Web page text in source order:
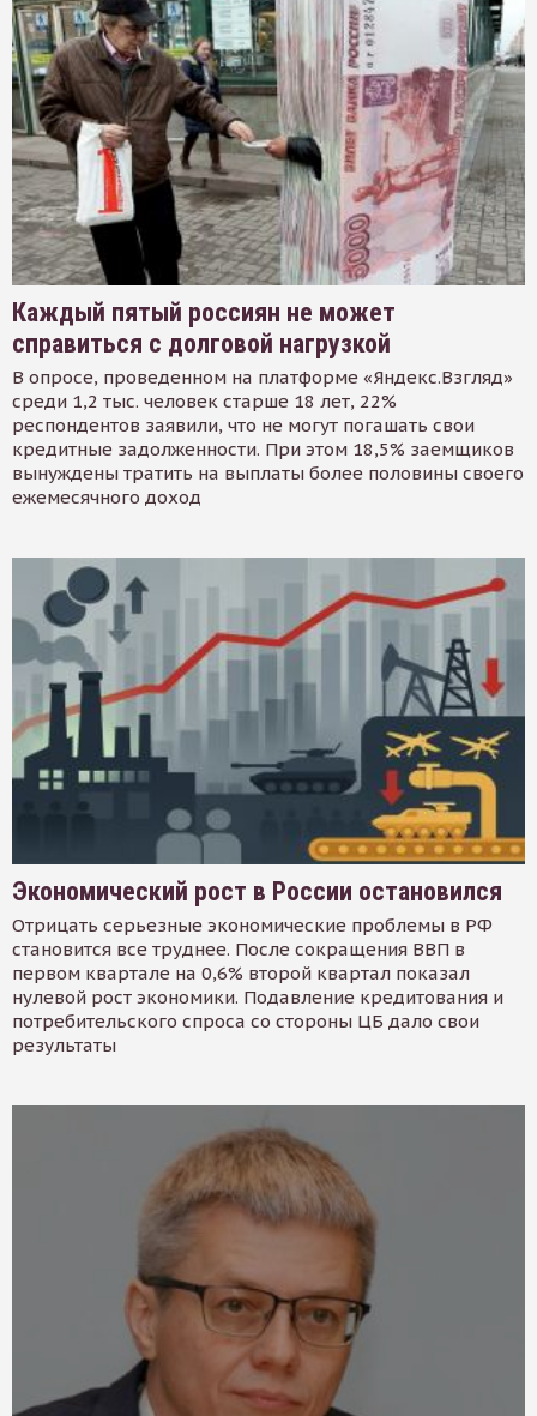
Каждый пятый россиян не может
справиться с долговой нагрузкой
В опросе, проведенном на платформе «Яндекс.Взгляд»
среди 1,2 тыс. человек старше 18 лет, 22%
респондентов заявили, что не могут погашать свои
кредитные задолженности. При этом 18,5% заемщиков
вынуждены тратить на выплаты более половины своего
ежемесячного доход
Экономический рост в России остановился
Отрицать серьезные экономические проблемы в РФ
становится все труднее. После сокращения ВВП в
первом квартале на 0,6% второй квартал показал
нулевой рост экономики. Подавление кредитования и
потребительского спроса со стороны ЦБ дало свои
результаты